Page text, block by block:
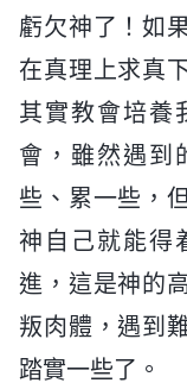
虧欠神了！如
在真理上求真
其實教會培養
會，雖然遇到
些、累一些，
神自己就能得
進，這是神的
叛肉體，遇到
踏實一些了。